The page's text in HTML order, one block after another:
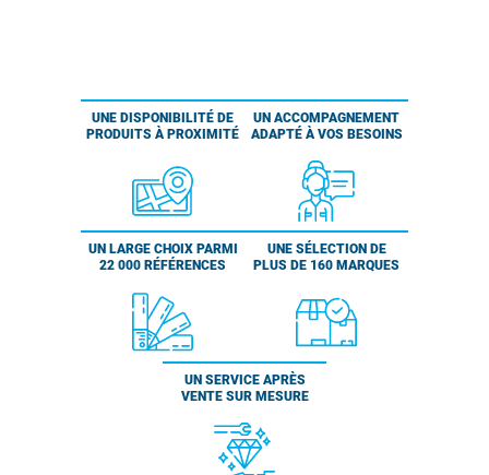
UNE DISPONIBILITÉ DE
PRODUITS À PROXIMITÉ
UN ACCOMPAGNEMENT
ADAPTÉ À VOS BESOINS
UN LARGE CHOIX PARMI
22 000 RÉFÉRENCES
UNE SÉLECTION DE
PLUS DE 160 MARQUES
UN SERVICE APRÈS
VENTE SUR MESURE